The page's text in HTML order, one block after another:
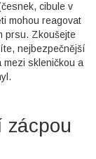
cibule v
mohou reagovat
prsu. Zkoušejte
nejbezpečnější
skleničkou a
zácpou